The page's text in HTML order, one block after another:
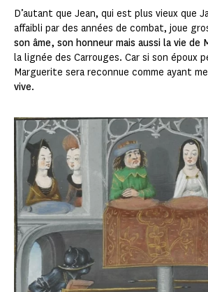
D’autant que Jean, qui est plus vieux que
affaibli par des années de combat, joue
son âme, son honneur mais aussi la vie de
la lignée des Carrouges. Car si son époux
Marguerite sera reconnue comme ayant
vive.